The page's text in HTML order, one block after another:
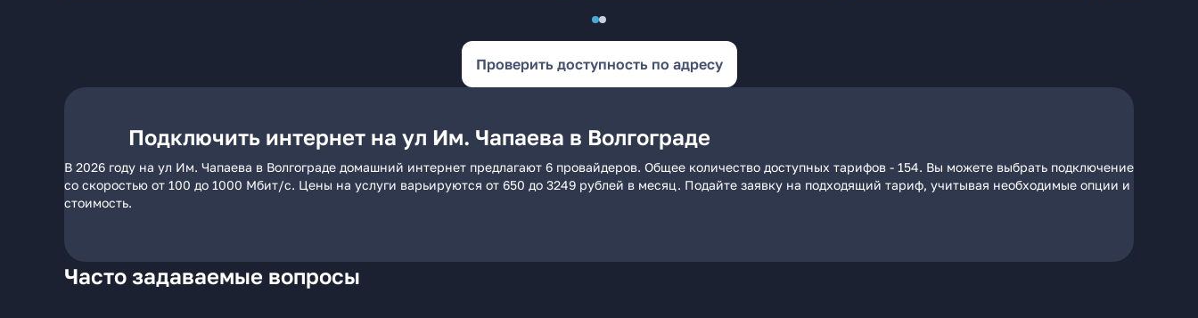
Проверить доступность по адресу
Подключить интернет на ул Им. Чапаева в Волгограде
В 2026 году на ул Им. Чапаева в Волгограде домашний интернет предлагают 6 провайдеров. Общее количество доступных тарифов - 154. Вы можете выбрать подключение
со скоростью от 100 до 1000 Мбит/с. Цены на услуги варьируются от 650 до 3249 рублей в месяц. Подайте заявку на подходящий тариф, учитывая необходимые опции и
стоимость.
Часто задаваемые вопросы